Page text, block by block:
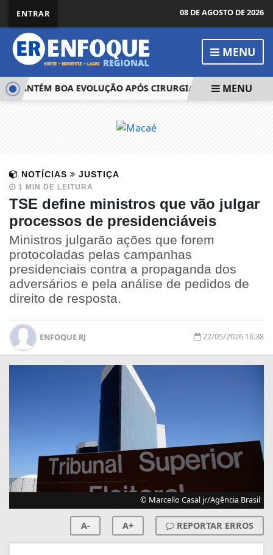
ENTRAR 08 DE AGOSTO DE 2026
MENU
BOA EVOLUÇÃO APÓS CIRURGIA FIOCRUZ
MENU
NOTÍCIAS JUSTIÇA
1 MIN DE LEITURA
TSE define ministros que vão julgar
processos de presidenciáveis
Ministros julgarão ações que forem
protocoladas pelas campanhas
presidenciais contra a propaganda dos
adversários e pela análise de pedidos de
direito de resposta.
ENFOQUE RJ 22/05/2026 16:38
© Marcello Casal jr/Agência Brasil
A- A+ REPORTAR ERROS